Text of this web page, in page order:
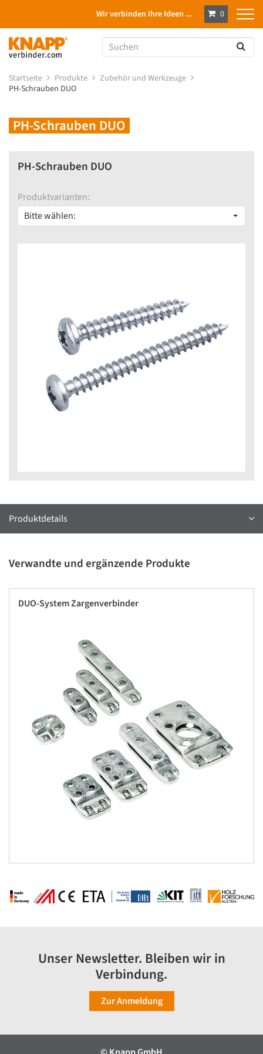
Wir verbinden Ihre Ideen ... 0
Startseite Produkte
Zubehör und Werkzeuge
PH-Schrauben DUO
PH-Schrauben DUO
PH-Schrauben DUO
Produktvarianten:
Bitte wählen:
Produktdetails
Verwandte und ergänzende Produkte
DUO-System Zargenverbinder
Unser Newsletter. Bleiben wir in
Verbindung.
Zur Anmeldung